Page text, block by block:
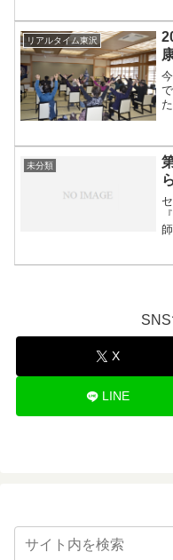
リアルタイム東沢
未分類
X
LINE